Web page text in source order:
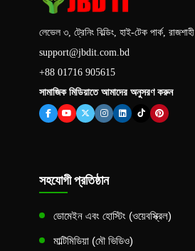
লেভেল ৩, ট্রেনিং বিল্ডিং, হাই-টেক পার্ক, রাজশাহী
support@jbdit.com.bd
+88 01716 905615
সামাজিক মিডিয়াতে আমাদের অনুসরণ করুন
সহযোগী প্রতিষ্ঠান
ডোমেইন এবং হোস্টিং (ওয়েবস্ক্রিল)
মাল্টিমিডিয়া (মৌ ভিডিও)